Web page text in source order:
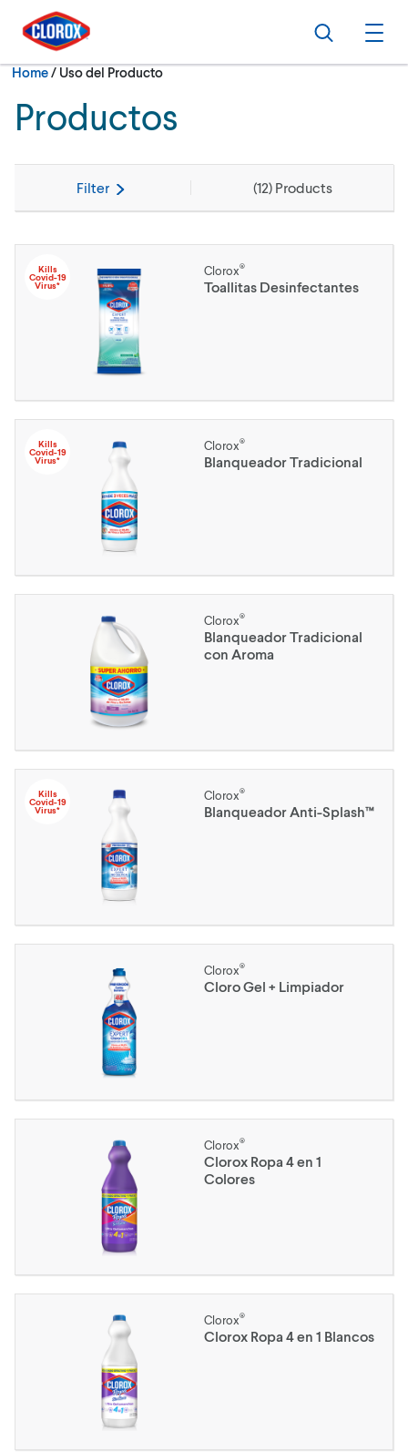
Skip to main navigation
Skip to content
Skip to footer
Search
Home/Current:
Uso del Producto
Productos
Filter (12) Products
Kills
Covid-19
Virus*
Clorox®
Toallitas Desinfectantes
Kills
Covid-19
Virus*
Clorox®
Blanqueador Tradicional
Clorox®
Blanqueador Tradicional
con Aroma
Kills
Covid-19
Virus*
Clorox®
Blanqueador Anti-Splash™
Clorox®
Cloro Gel + Limpiador
Clorox®
Clorox Ropa 4 en 1
Colores
Clorox®
Clorox Ropa 4 en 1 Blancos